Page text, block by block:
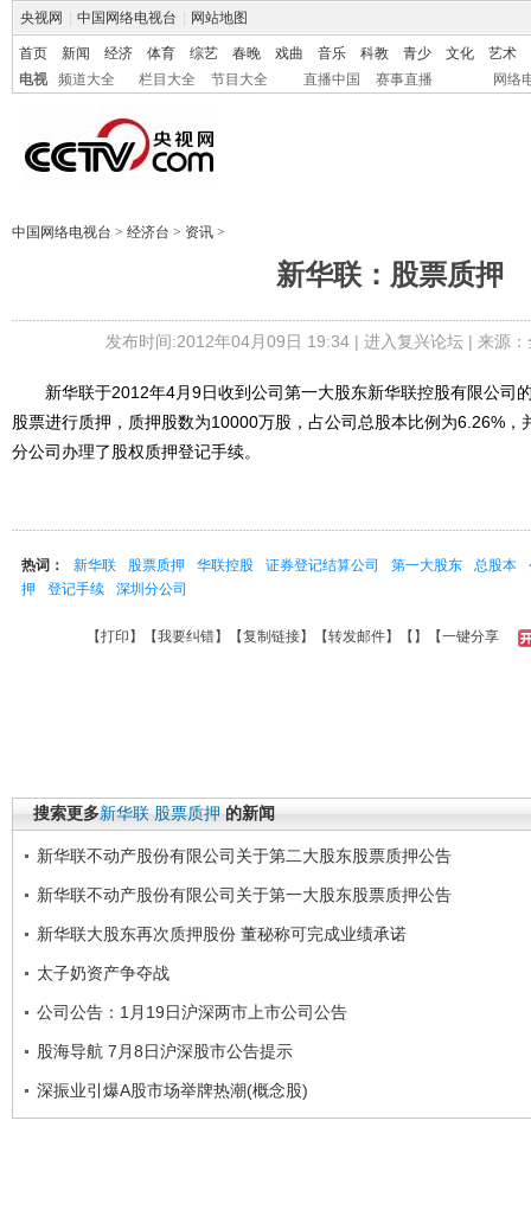
央视网 中国网络电视台 网站地图
首页 新闻 经济 体育 综艺 春晚 戏曲 音乐 科教 青少 文化
艺术
电视
频道大全 栏目大全 节目大全 直播中国 赛事直播 网络
中国网络电视台 > 经济台 > 资讯 >
新华联：股票质押
发布时间:2012年04月09日 19:34 | 进入复兴论坛| 来源
新华联于2012年4月9日收到公司第一大股东新华联控股有限公司
股票进行质押，质押股数为10000万股，占公司总股本比例为6.26%，
分公司办理了股权质押登记手续。
热词： 新华联 股票质押 华联控股 证券登记结算公司 第一大股东 总股本
押
登记手续 深圳分公司
【打印 】【我要纠错】【复制链接】【转发邮件】【 】 【一键分享
搜索更多新华联 股票质押 的新闻
新华联不动产股份有限公司关于第二大股东股票质押公告
新华联不动产股份有限公司关于第一大股东股票质押公告
新华联大股东再次质押股份 董秘称可完成业绩承诺
太子奶资产争夺战
公司公告：1月19日沪深两市上市公司公告
股海导航 7月8日沪深股市公告提示
深振业引爆A股市场举牌热潮(概念股)